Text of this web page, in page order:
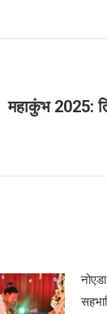
महाकुंभ 2025: